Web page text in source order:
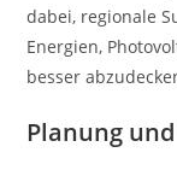
dabei, regionale
Energien,
besser
Planung